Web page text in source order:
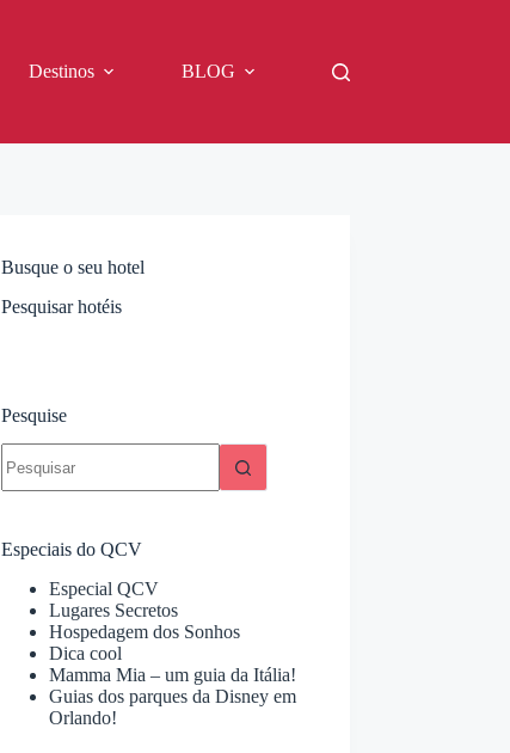
Destinos BLOG
Busque o seu hotel
Pesquisar hotéis
Pesquise
resultados
Especiais do QCV
Especial QCV
Lugares Secretos
Hospedagem dos Sonhos
Dica cool
Mamma Mia – um guia da Itália!
Guias dos parques da Disney em
Orlando!